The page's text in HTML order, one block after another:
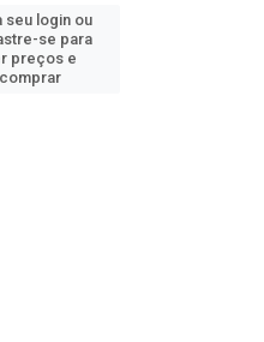
seu login ou
se para
preços e
comprar